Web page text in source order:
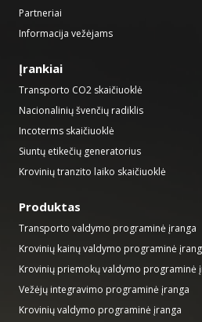
Partneriai
Informacija vežėjams
Įrankiai
Transporto CO2 skaičiuoklė
Nacionalinių švenčių radiklis
Incoterms skaičiuoklė
Siuntų etikečių generatorius
Krovinių tranzito laiko skaičiuoklė
Produktas
Transporto valdymo programinė įranga
Krovinių kainų valdymo programinė
Krovinių priemokų valdymo programinė
Vežėjų integravimo programinė įranga
Krovinių valdymo programinė įranga